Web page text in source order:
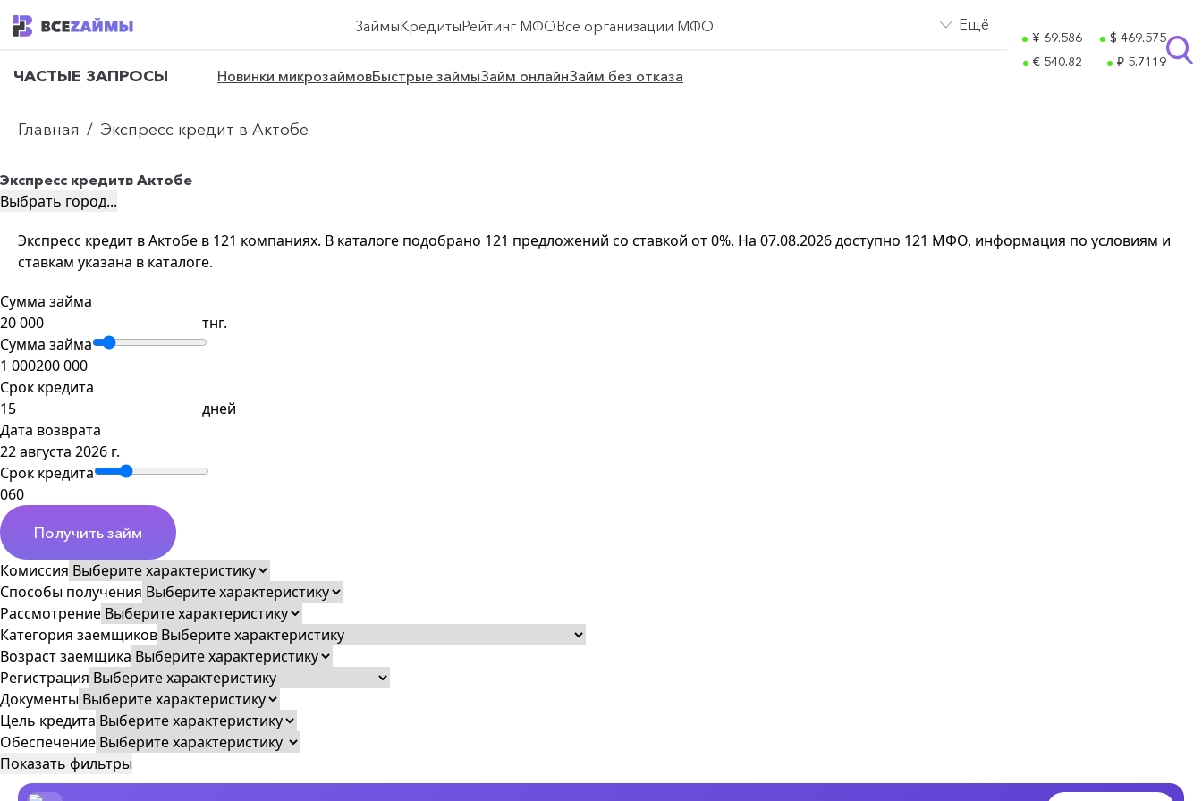
ЗаймыКредитыРейтинг МФОВсе организации МФО Ещё
ЧАСТЫЕ ЗАПРОСЫ Новинки микрозаймовБыстрые займыЗайм онлайнЗайм без отказа
¥ 69.586
$ 469.575
€ 540.82
₽ 5.7119
Главная / Экспресс кредит в Актобе
Экспресс кредитв Актобе
Выбрать город...
Экспресс кредит в Актобе в 121 компаниях. В каталоге подобрано 121 предложений со ставкой от 0%. На 07.08.2026 доступно 121 МФО, информация по условиям и
ставкам указана в каталоге.
Сумма займа
тнг.
Сумма займа
1 000200 000
Срок кредита
дней
Дата возврата
22 августа 2026 г.
Срок кредита
060
Получить займ
Комиссия
Способы получения
Рассмотрение
Категория заемщиков
Возраст заемщика
Регистрация
Документы
Цель кредита
Обеспечение
Показать фильтры